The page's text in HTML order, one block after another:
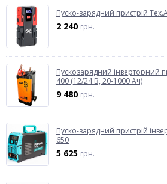
Пуско-зарядний пристрій
2 240 грн.
Пускозарядний інверторний
400 (12/24 В, 20-1000 Aч)
9 480 грн.
Пуско-зарядний пристрій
650
5 625 грн.